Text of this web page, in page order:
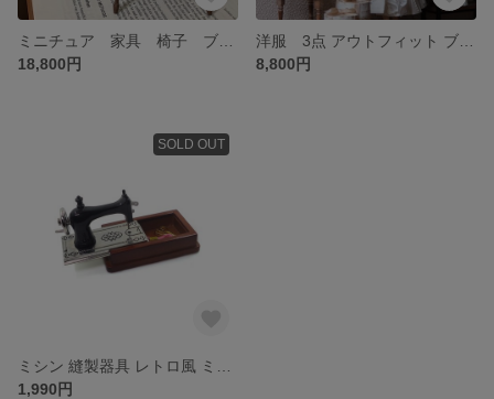
18,800円
8,800円
SOLD OUT
1,990円